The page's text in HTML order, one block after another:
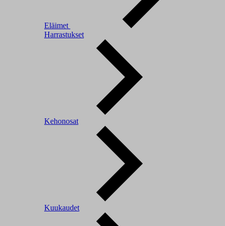
Eläimet
Harrastukset
Kehonosat
Kuukaudet